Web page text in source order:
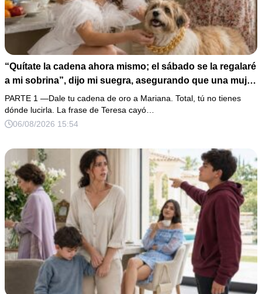
“Quítate la cadena ahora mismo; el sábado se la regalaré
a mi sobrina”, dijo mi suegra, asegurando que una mujer
con las manos marcadas por espinas no merecía 50
gramos de oro. Mi esposo guardó silencio, así que
obedecí con calma y le pedí que preparara la fiesta. Ella
completo que había intentado ocultar.
PARTE 1 —Dale tu cadena de oro a Mariana. Total, tú no tienes
dónde lucirla. La frase de Teresa cayó…
06/08/2026 15:54